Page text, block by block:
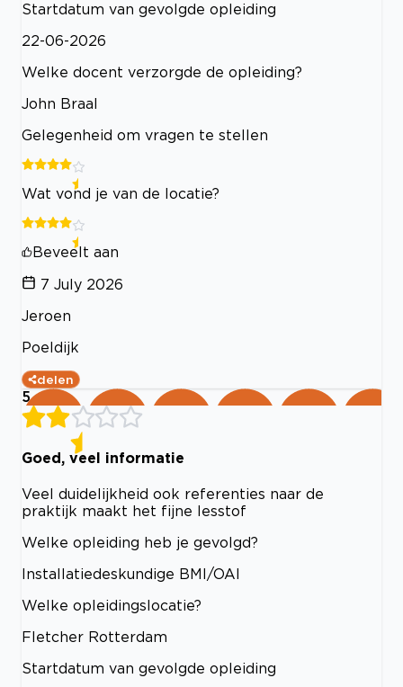
Startdatum van gevolgde opleiding
22-06-2026
Welke docent verzorgde de opleiding?
John Braal
Gelegenheid om vragen te stellen
Wat vond je van de locatie?
Beveelt aan
7 July 2026
Jeroen
Poeldijk
delen
5
Goed, veel informatie
Veel duidelijkheid ook referenties naar de
praktijk maakt het fijne lesstof
Welke opleiding heb je gevolgd?
Installatiedeskundige BMI/OAI
Welke opleidingslocatie?
Fletcher Rotterdam
Startdatum van gevolgde opleiding